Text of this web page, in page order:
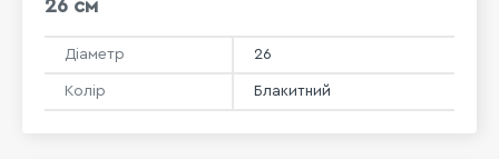
26 см
Діаметр 26
Колір Блакитний